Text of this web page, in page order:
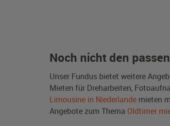
Noch nicht den
Unser Fundus bietet weitere
Mieten für Dreharbeiten,
Limousine in Niederlande mieten
Angebote zum Thema Oldtimer